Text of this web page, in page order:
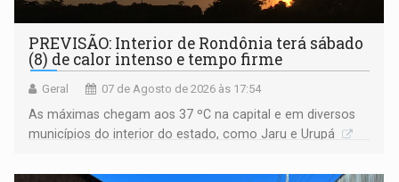
PREVISÃO: Interior de Rondônia terá sábado
(8) de calor intenso e tempo firme
Geral 07 de Agosto de 2026 às 17:54
As máximas chegam aos 37 ºC na capital e em diversos
municípios do interior do estado, como Jaru e Urupá